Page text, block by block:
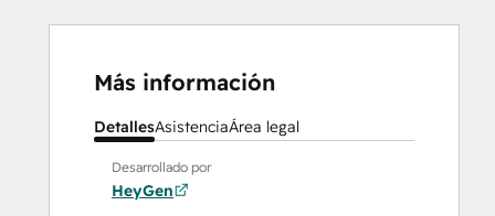
Más información
DetallesAsistenciaÁrea legal
Desarrollado por
HeyGen